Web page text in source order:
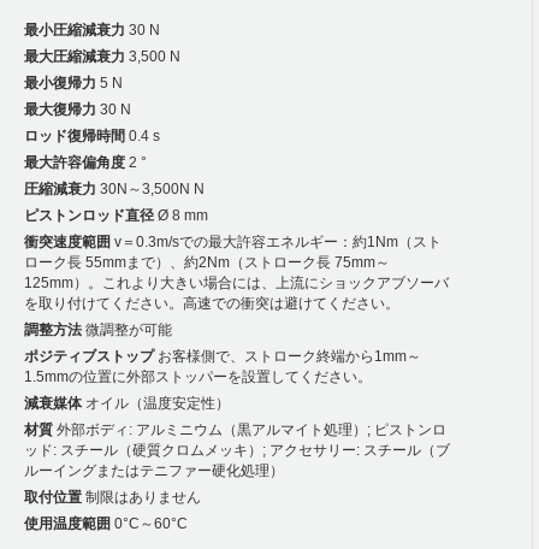
最小圧縮減衰力 30 N
最大圧縮減衰力 3,500 N
最小復帰力 5 N
最大復帰力 30 N
ロッド復帰時間 0.4 s
最大許容偏角度 2 °
圧縮減衰力 30N～3,500N N
ピストンロッド直径 Ø 8 mm
衝突速度範囲 v＝0.3m/sでの最大許容エネルギー：約1Nm（スト
ローク長 55mmまで）、約2Nm（ストローク長 75mm～
125mm）。これより大きい場合には、上流にショックアブソーバ
を取り付けてください。高速での衝突は避けてください。
調整方法 微調整が可能
ポジティブストップお客様側で、ストローク終端から1mm～
1.5mmの位置に外部ストッパーを設置してください。
減衰媒体オイル（温度安定性）
材質 外部ボディ: アルミニウム（黒アルマイト処理）; ピストンロ
ッド: スチール（硬質クロムメッキ）; アクセサリー: スチール（ブ
ルーイングまたはテニファー硬化処理）
取付位置 制限はありません
使用温度範囲 0°C～60°C